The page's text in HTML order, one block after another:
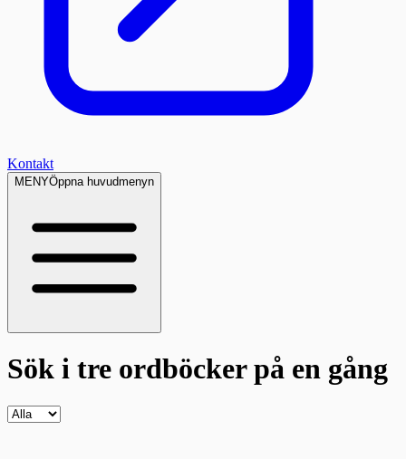
Kontakt
MENYÖppna huvudmenyn
Sök i tre ordböckerpå en gång